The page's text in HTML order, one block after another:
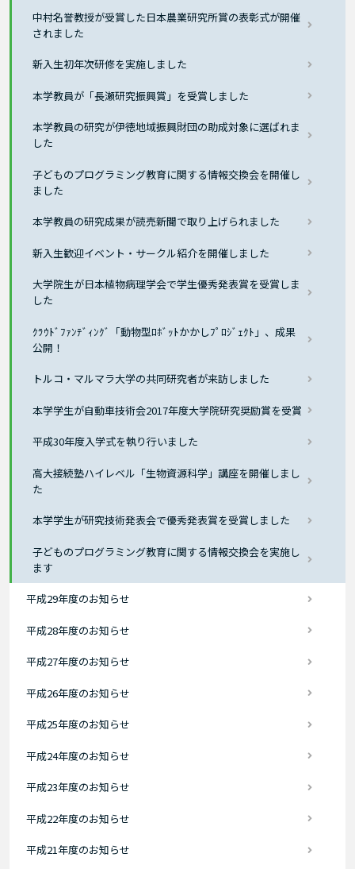
中村名誉教授が受賞した日本農業研究所賞の表彰式が開催
されました
新入生初年次研修を実施しました
本学教員が「長瀬研究振興賞」を受賞しました
本学教員の研究が伊徳地域振興財団の助成対象に選ばれま
した
子どものプログラミング教育に関する情報交換会を開催し
ました
本学教員の研究成果が読売新聞で取り上げられました
新入生歓迎イベント・サークル紹介を開催しました
大学院生が日本植物病理学会で学生優秀発表賞を受賞しま
した
ｸﾗｳﾄﾞﾌｧﾝﾃﾞｨﾝｸﾞ「動物型ﾛﾎﾞｯﾄかかしﾌﾟﾛｼﾞｪｸﾄ」、成果
公開！
トルコ・マルマラ大学の共同研究者が来訪しました
本学学生が自動車技術会2017年度大学院研究奨励賞を受賞
平成30年度入学式を執り行いました
高大接続塾ハイレベル「生物資源科学」講座を開催しまし
た
本学学生が研究技術発表会で優秀発表賞を受賞しました
子どものプログラミング教育に関する情報交換会を実施し
ます
平成29年度のお知らせ
平成28年度のお知らせ
平成27年度のお知らせ
平成26年度のお知らせ
平成25年度のお知らせ
平成24年度のお知らせ
平成23年度のお知らせ
平成22年度のお知らせ
平成21年度のお知らせ